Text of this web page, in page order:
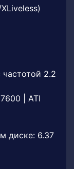
2.2
| ATI
диске: 6.37